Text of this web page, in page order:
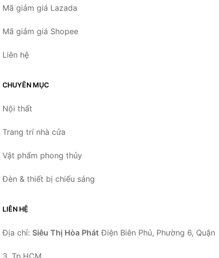
Mã giảm giá Lazada
Mã giảm giá Shopee
Liên hệ
CHUYÊN MỤC
Nội thất
Trang trí nhà cửa
Vật phẩm phong thủy
Đèn & thiết bị chiếu sáng
LIÊN HỆ
Địa chỉ: Siêu Thị Hòa Phát Điện Biên Phủ, Phường 6, Quận
3, Tp.HCM